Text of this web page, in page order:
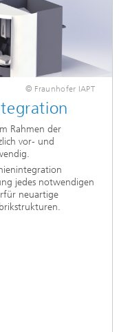
© Fraunhofer IAPT
Rahmen der
vor- und
jedes notwendigen
neuartige